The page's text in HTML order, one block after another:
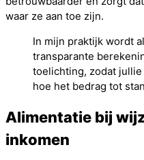
waar ze aan toe zijn.
In mijn praktijk wordt
transparante
toelichting, zodat
hoe het bedrag tot
Alimentatie bij
inkomen